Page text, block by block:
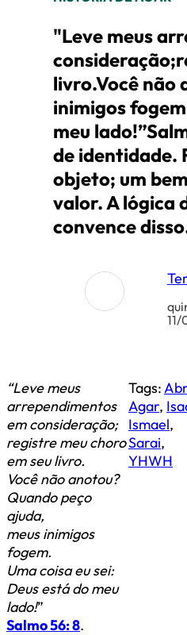
"Leve meus
livro.Você não
inimigos
meu
de identidade.
objeto; um
valor. A lógica
convence
“Leve meus
arrependimentos
em consideração;
registre meu choro
em seu livro.
Você não anotou?
Quando peço
ajuda,
meus inimigos
fogem.
Uma coisa eu sei:
Deus está do meu
lado!”
Salmo 56: 8.
Tags:
Agar,
Ismael,
Sarai,
YHWH